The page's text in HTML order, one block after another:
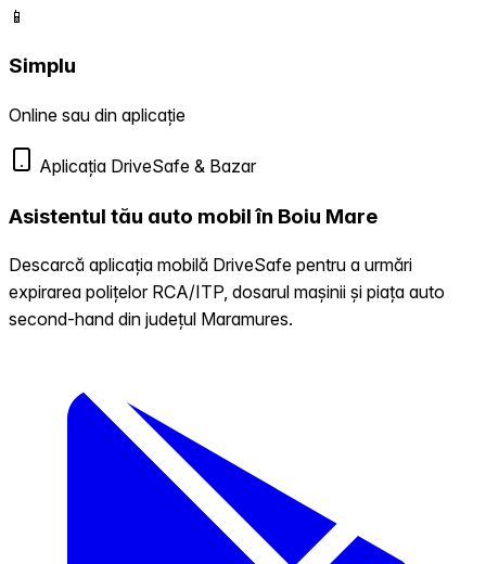
📱
Simplu
Online sau din aplicație
Aplicația DriveSafe & Bazar
Asistentul tău auto mobil în Boiu Mare
Descarcă aplicația mobilă DriveSafe pentru a urmări
expirarea polițelor RCA/ITP, dosarul mașinii și piața auto
second-hand din județul Maramures.